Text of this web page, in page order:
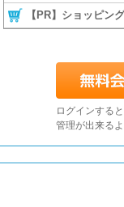
【PR】ショッピン
ログインする
管理が出来る